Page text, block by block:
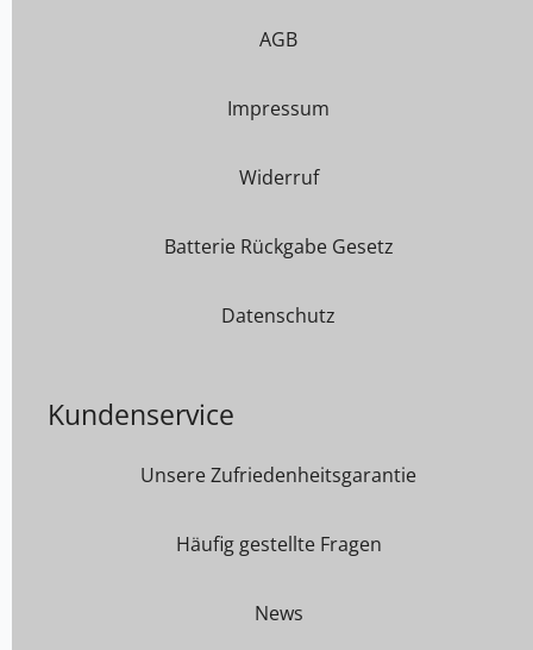
AGB
Impressum
Widerruf
Batterie Rückgabe Gesetz
Datenschutz
Kundenservice
Unsere Zufriedenheitsgarantie
Häufig gestellte Fragen
News